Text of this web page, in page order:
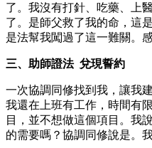
了。我沒有打針、吃藥、上
了。是師父救了我的命，這
是法幫我闖過了這一難關。
三、助師證法 兌現誓約
一次協調同修找到我，讓我
我還在上班有工作，時間有
目，並不想做這個項目。我
的需要嗎？協調同修說是。